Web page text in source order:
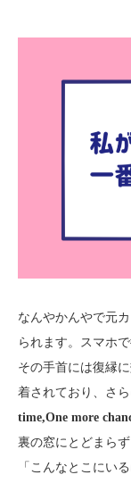
なんやかんやで元
られます。スマホ
その手首には復縁
着されており、さ
time,One more
裏の窓にとどまら
「こんなとこにい